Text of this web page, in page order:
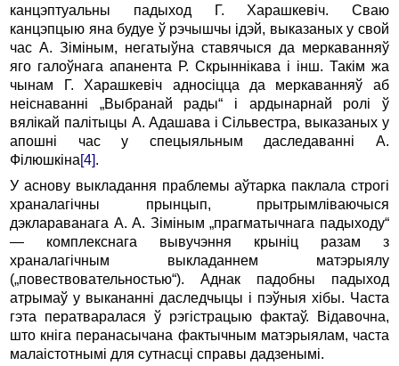
канцэптуальны падыход Г. Харашкевіч. Сваю
канцэпцыю яна будуе ў рэчышчы ідэй, выказаных у свой
час А. Зіміным, негатыўна ставячыся да меркаванняў
яго галоўнага апанента Р. Скрыннікава і інш. Такім жа
чынам Г. Харашкевіч адносіцца да меркаванняў аб
неіснаванні „Выбранай рады“ і ардынарнай ролі ў
вялікай палітыцы А. Адашава і Сільвестра, выказаных у
апошні час у спецыяльным даследаванні А.
Філюшкіна[4].
У аснову выкладання праблемы аўтарка паклала строгі
храналагічны прынцып, прытрымліваючыся
дэклараванага А. А. Зіміным „прагматычнага падыходу“
— комплекснага вывучэння крыніц разам з
храналагічным выкладаннем матэрыялу
(„повествовательностью“). Аднак падобны падыход
атрымаў у выкананні даследчыцы і пэўныя хібы. Часта
гэта ператваралася ў рэгі­страцыю фактаў. Відавочна,
што кніга перанасычана фактычным матэрыялам, часта
малаістотнымі для сутнасці справы дадзенымі.